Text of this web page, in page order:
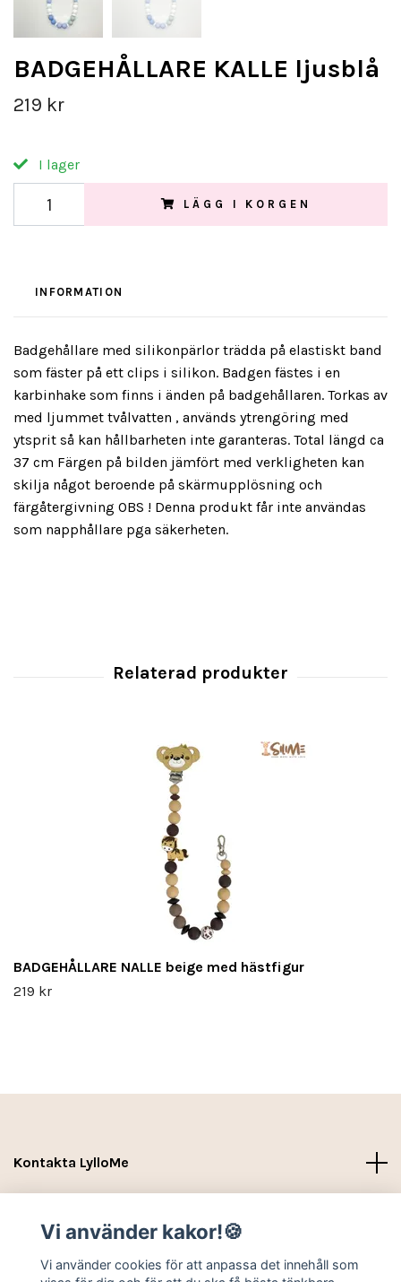
BADGEHÅLLARE KALLE ljusblå
219 kr
I lager
LÄGG I KORGEN
INFORMATION
Badgehållare med silikonpärlor trädda på elastiskt band
som fäster på ett clips i silikon. Badgen fästes i en
karbinhake som finns i änden på badgehållaren. Torkas av
med ljummet tvålvatten , används ytrengöring med
ytsprit så kan hållbarheten inte garanteras. Total längd ca
37 cm Färgen på bilden jämfört med verkligheten kan
skilja något beroende på skärmupplösning och
färgåtergivning OBS ! Denna produkt får inte användas
som napphållare pga säkerheten.
BADGEHÅLLARE NALLE beige med hästfigur
219 kr
Kontakta LylloMe
Sociala medier
Vi använder kakor!🍪
Vi använder cookies för att anpassa det innehåll som